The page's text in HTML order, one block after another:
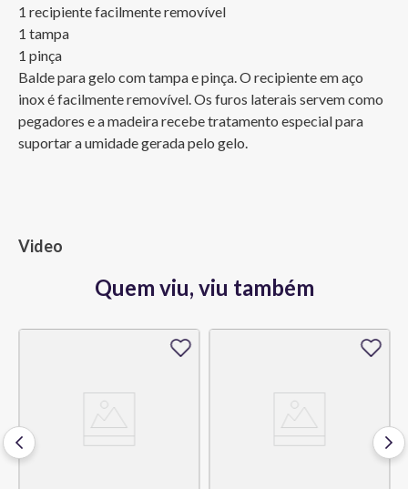
1 recipiente facilmente removível
1 tampa
1 pinça
Balde para gelo com tampa e pinça. O recipiente em aço
inox é facilmente removível. Os furos laterais servem como
pegadores e a madeira recebe tratamento especial para
suportar a umidade gerada pelo gelo.
Video
Quem viu, viu também